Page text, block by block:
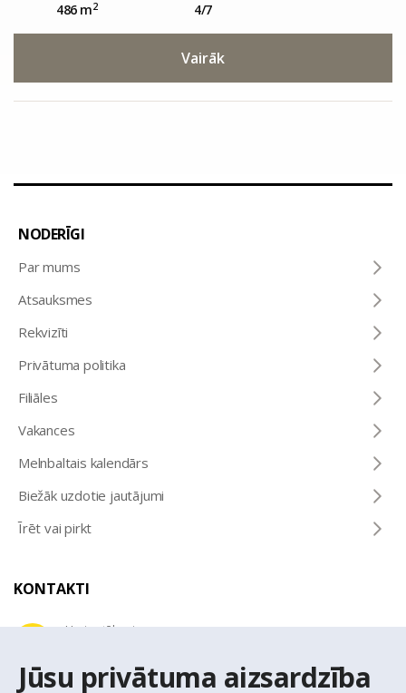
Jūsu privātuma aizsardzība
486 m2 4/7
Vairāk
NODERĪGI
Par mums
Atsauksmes
Rekvizīti
Privātuma politika
Filiāles
Vakances
Melnbaltais kalendārs
Biežāk uzdotie jautājumi
Īrēt vai pirkt
KONTAKTI
Uzziņu tālrunis